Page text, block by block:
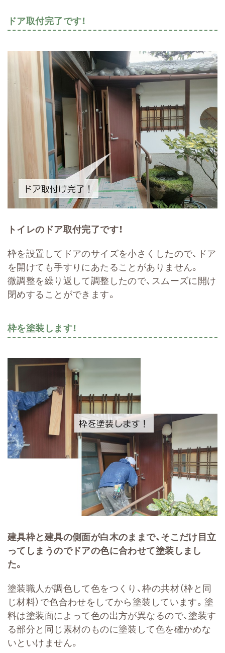
ドア取付完了です！
トイレのドア取付完了です！
枠を設置してドアのサイズを小さくしたので、ドア
を開けても手すりにあたることがありません。
微調整を繰り返して調整したので、スムーズに開け
閉めすることができます。
枠を塗装します！
建具枠と建具の側面が白木のままで、そこだけ目立
ってしまうのでドアの色に合わせて塗装しまし
た。
塗装職人が調色して色をつくり、枠の共材（枠と同
じ材料）で色合わせをしてから塗装しています。塗
料は塗装面によって色の出方が異なるので、塗装す
る部分と同じ素材のものに塗装して色を確かめな
いといけません。